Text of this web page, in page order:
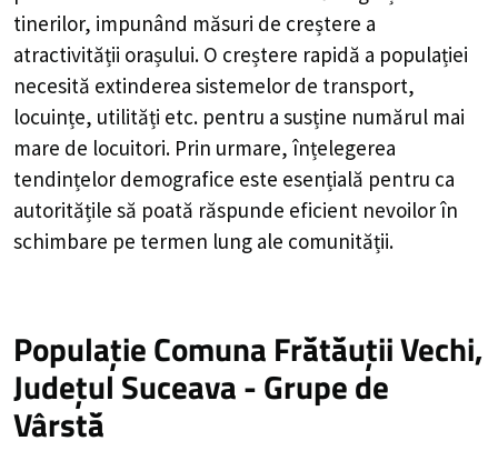
tinerilor, impunând măsuri de creștere a
atractivității orașului. O creștere rapidă a populației
necesită extinderea sistemelor de transport,
locuințe, utilități etc. pentru a susține numărul mai
mare de locuitori. Prin urmare, înțelegerea
tendințelor demografice este esențială pentru ca
autoritățile să poată răspunde eficient nevoilor în
schimbare pe termen lung ale comunității.
Populație Comuna Frătăuții Vechi,
Județul Suceava - Grupe de
Vârstă